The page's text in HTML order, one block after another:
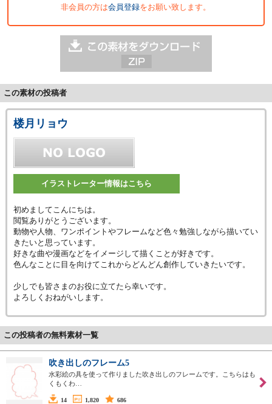
非会員の方は会員登録をお願い致します。
この素材の投稿者
楼月リョウ
イラストレーター情報はこちら
初めましてこんにちは。
閲覧ありがとうございます。
動物や人物、ワンポイントやフレームなど色々勉強しながら描いてい
きたいと思っています。
好きな曲や漫画などをイメージして描くことが好きです。
色んなことに目を向けてこれからどんどん創作していきたいです。
少しでも皆さまのお役に立てたら幸いです。
よろしくおねがいします。
この投稿者の無料素材一覧
吹き出しのフレーム5
水彩絵の具を使って作りました吹き出しのフレームです。こちらはも
くもくわ…
14 1,820 686